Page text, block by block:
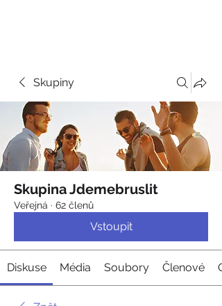
Skupiny
Skupina Jdemebruslit
Veřejná · 62 členů
Vstoupit
Diskuse Média Soubory Členové